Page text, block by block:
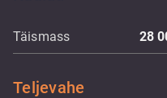
Täismass 28
Teljevahe